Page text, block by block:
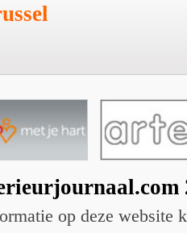
op deze website